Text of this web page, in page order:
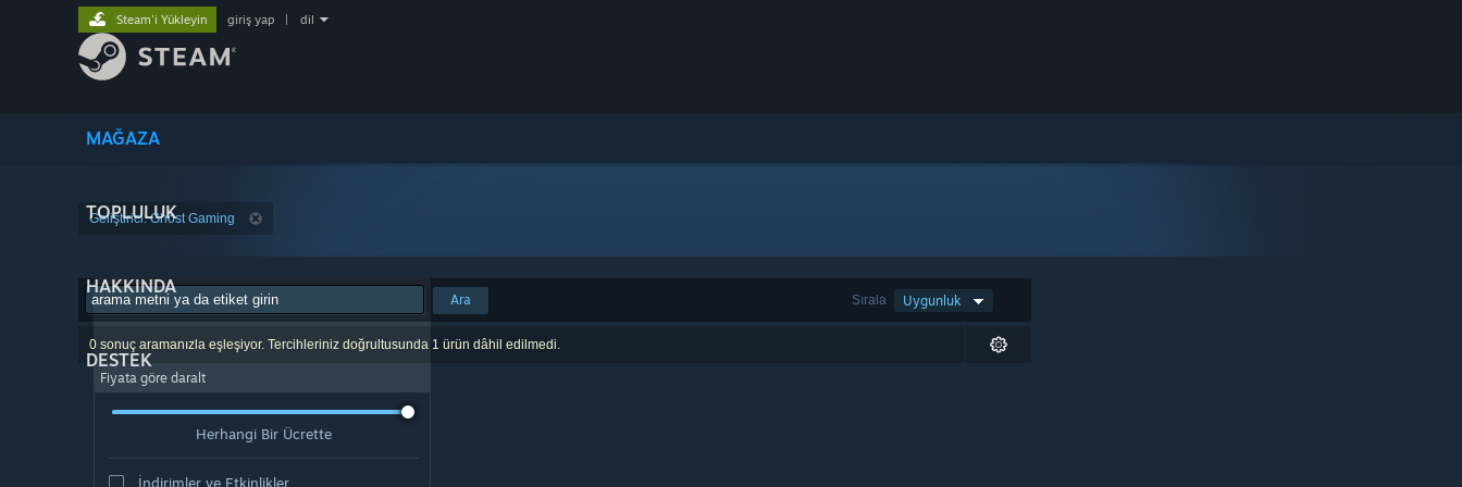
MAĞAZA
TOPLULUK
HAKKINDA
DESTEK
Steam'i Yükleyin giriş yap dil
Geliştirici: Ghost Gaming
Sırala Uygunluk
Ara
0 sonuç aramanızla eşleşiyor. Tercihleriniz doğrultusunda 1 ürün dâhil edilmedi.
Fiyata göre daralt
Herhangi Bir Ücrette
İndirimler ve Etkinlikler